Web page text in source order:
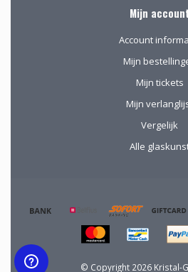
Mijn account
Account
Mijn
Mijn tickets
Mijn
Vergelijk
Alle
© Copyright 2026 Kristal-